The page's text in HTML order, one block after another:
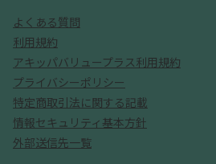
よくある質問
利用規約
アキッパバリュープラス利用規約
プライバシーポリシー
特定商取引法に関する記載
情報セキュリティ基本方針
外部送信先一覧